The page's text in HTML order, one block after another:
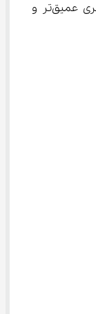
با کیفیت بالا دریافت کرده و تجربه یادگیری عمیق‌تر و